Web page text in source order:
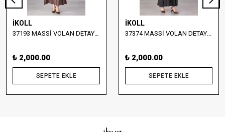
İKOLL
37193 MASSİ VOLAN DETAYLI BLUZ VE ETEK TAKIM
₺ 2,000.00
SEPETE EKLE
İKOLL
37374 MASSİ VOLAN DETAYLI BLUZ VE UZUN ETEK TAKIM
₺ 2,000.00
SEPETE EKLE